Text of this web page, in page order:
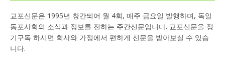
교포신문은 1995년 창간되어 월 4회, 매주 금요일 발행하며, 독일
동포사회의 소식과 정보를 전하는 주간신문입니다. 교포신문을 정
기구독 하시면 회사와 가정에서 편하게 신문을 받아보실 수 있습
니다.